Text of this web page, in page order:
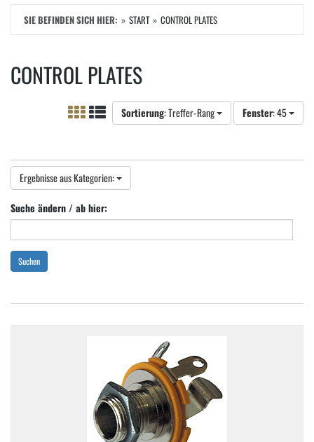
SIE BEFINDEN SICH HIER: START CONTROL PLATES
CONTROL PLATES
Sortierung: Treffer-Rang Fenster: 45
Ergebnisse aus Kategorien:
Suche ändern / ab hier:
Suchen